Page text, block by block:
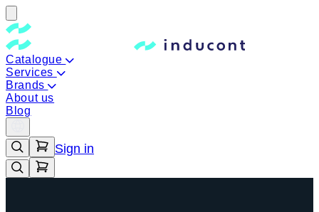
Catalogue
Services
Brands
About us
Blog
Sign in